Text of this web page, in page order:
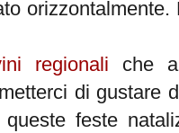
regionali che
di gustare
queste feste